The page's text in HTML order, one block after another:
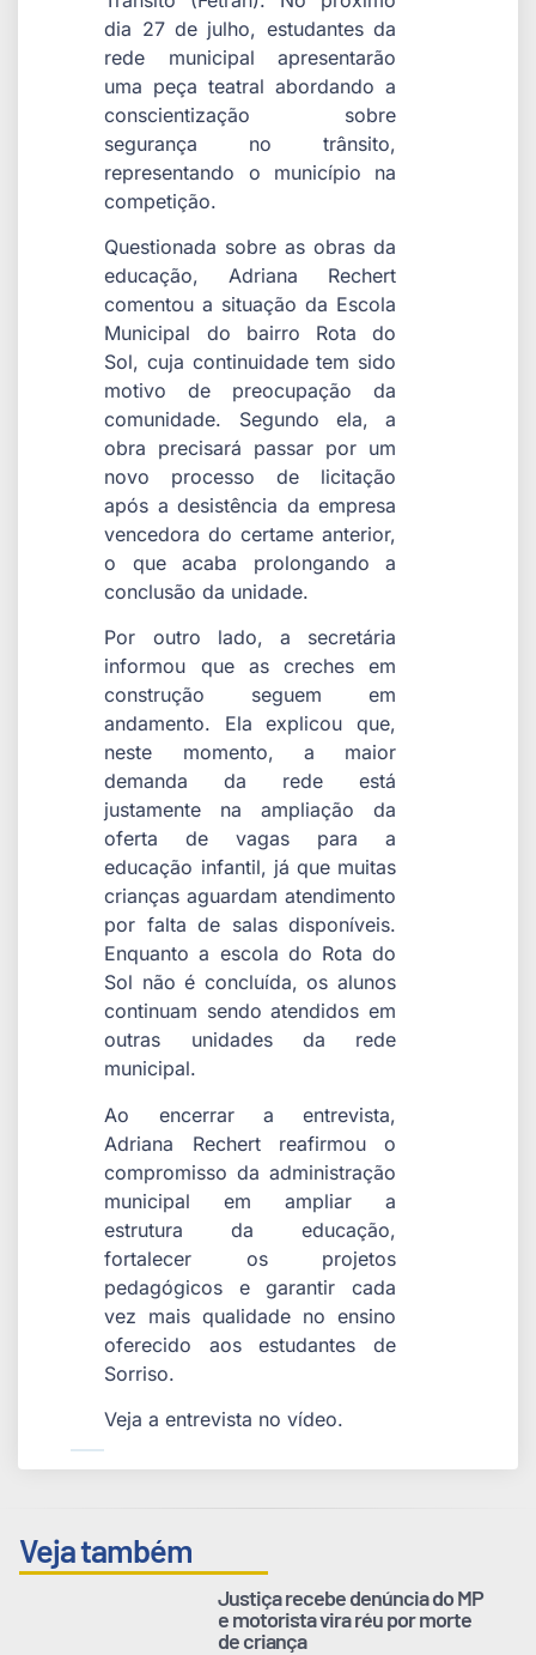
dia 27 de julho, estudantes da
rede municipal apresentarão
uma peça teatral abordando a
conscientização sobre
segurança no trânsito,
representando o município na
competição.
Questionada sobre as obras da
educação, Adriana Rechert
comentou a situação da Escola
Municipal do bairro Rota do
Sol, cuja continuidade tem sido
motivo de preocupação da
comunidade. Segundo ela, a
obra precisará passar por um
novo processo de licitação
após a desistência da empresa
vencedora do certame anterior,
o que acaba prolongando a
conclusão da unidade.
Por outro lado, a secretária
informou que as creches em
construção seguem em
andamento. Ela explicou que,
neste momento, a maior
demanda da rede está
justamente na ampliação da
oferta de vagas para a
educação infantil, já que muitas
crianças aguardam atendimento
por falta de salas disponíveis.
Enquanto a escola do Rota do
Sol não é concluída, os alunos
continuam sendo atendidos em
outras unidades da rede
municipal.
Ao encerrar a entrevista,
Adriana Rechert reafirmou o
compromisso da administração
municipal em ampliar a
estrutura da educação,
fortalecer os projetos
pedagógicos e garantir cada
vez mais qualidade no ensino
oferecido aos estudantes de
Sorriso.
Veja a entrevista no vídeo.
Veja também
Justiça recebe denúncia do MP
e motorista vira réu por morte
de criança